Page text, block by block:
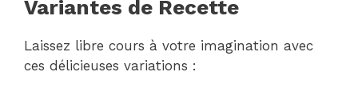
Variantes de Recette
Laissez libre cours à votre imagination avec
ces délicieuses variations :